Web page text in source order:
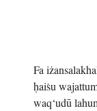
Fa
ḥaiṡu
waq‘udū